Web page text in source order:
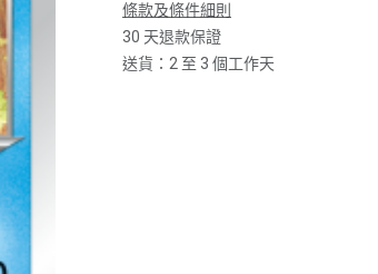
條款及條件細則
30 天退款保證
送貨：2 至 3 個工作天